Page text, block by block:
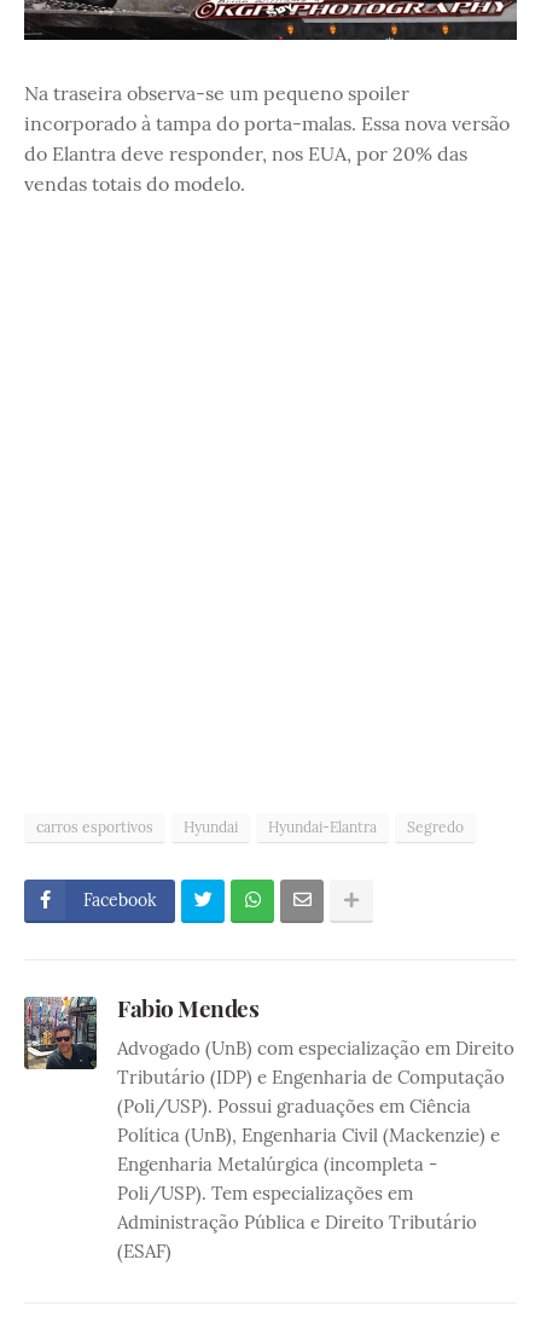
Na traseira observa-se um pequeno spoiler
incorporado à tampa do porta-malas. Essa nova versão
do Elantra deve responder, nos EUA, por 20% das
vendas totais do modelo.
carros esportivos Hyundai Hyundai-Elantra Segredo
Facebook
Fabio Mendes
Advogado (UnB) com especialização em Direito
Tributário (IDP) e Engenharia de Computação
(Poli/USP). Possui graduações em Ciência
Política (UnB), Engenharia Civil (Mackenzie) e
Engenharia Metalúrgica (incompleta -
Poli/USP). Tem especializações em
Administração Pública e Direito Tributário
(ESAF)